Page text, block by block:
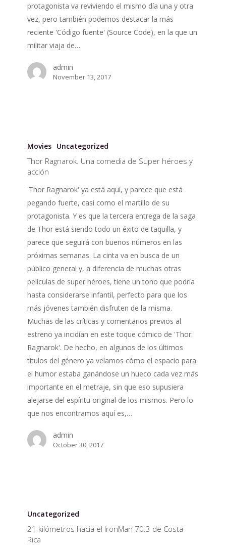
protagonista va reviviendo el mismo día una y otra
vez, pero también podemos destacar la más
reciente 'Código fuente' (Source Code), en la que un
militar viaja de…
admin
November 13, 2017
Ragnarok.
comedia
héroes
Movies Uncategorized
Thor Ragnarok. Una comedia de Super héroes y
acción
'Thor Ragnarok' ya está aquí, y parece que está
pegando fuerte, casi como el martillo de su
protagonista. Y es que la tercera entrega de la saga
de Thor está siendo todo un éxito de taquilla, y
parece que seguirá con buenos números en las
próximas semanas. La cinta va en busca de un
público general y, a diferencia de muchas otras
películas de super héroes, tiene un tono que podría
hasta considerarse infantil, perfecto para que los
más jóvenes también disfruten de la misma.
Muchas de las críticas y comentarios previos al
estreno ya incidían en este toque cómico de 'Thor:
Ragnarok'. De hecho, en algunos de los últimos
títulos del género ya veíamos cómo el espacio para
el humor estaba ganándose un hueco cada vez más
importante en el metraje, sin que eso supusiera
alejarse del espíritu original de los mismos. Pero lo
que nos encontramos aquí es,…
admin
October 30, 2017
kilómetros
hacia
Uncategorized
21 kilómetros hacia el IronMan 70.3 de Costa
Rica